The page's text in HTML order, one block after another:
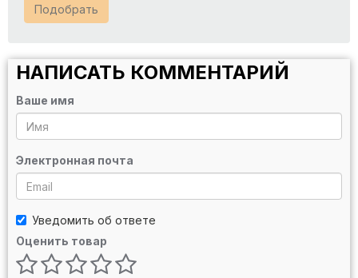
Подобрать
НАПИСАТЬ КОММЕНТАРИЙ
Ваше имя
Электронная почта
Уведомить об ответе
Оценить товар